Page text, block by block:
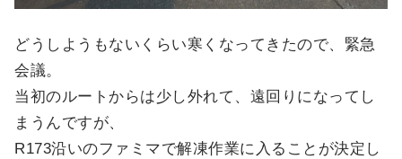
どうしようもないくらい寒くなってきたので、緊急
会議。
当初のルートからは少し外れて、遠回りになってし
まうんですが、
R173沿いのファミマで解凍作業に入ることが決定し